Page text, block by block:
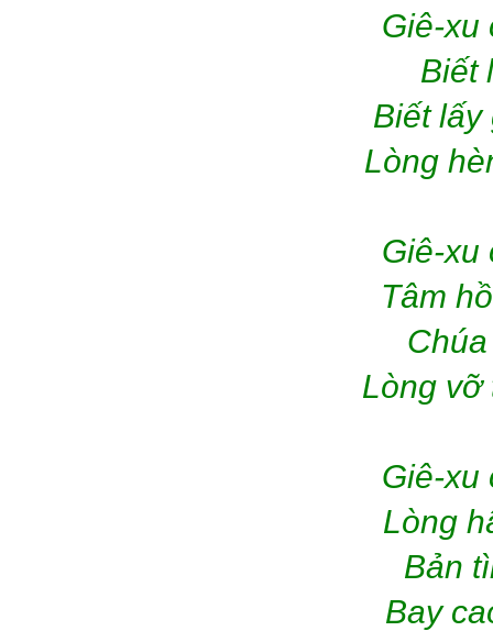
Giê-xu
Biết
Biết
Lòng
Giê-xu
Tâm
Lòng vỡ
Giê-xu
Lòng
Bản
Bay